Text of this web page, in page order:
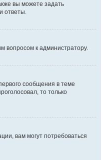
вы можете задать
ответы.
вопросом к администратору.
сообщения в теме
то только
вам могут потребоваться